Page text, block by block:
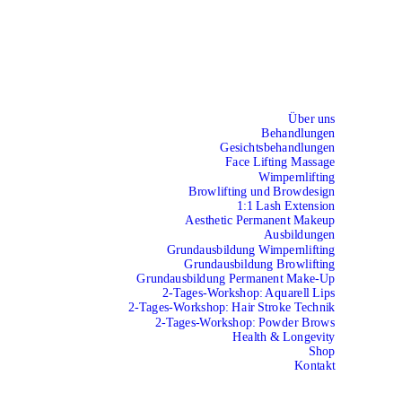
Über uns
Behandlungen
Gesichtsbehandlungen
Face Lifting Massage
Wimpernlifting
Browlifting und Browdesign
1:1 Lash Extension
Aesthetic Permanent Makeup
Ausbildungen
Grundausbildung Wimpernlifting
Grundausbildung Browlifting
Grundausbildung Permanent Make-Up
2-Tages-Workshop: Aquarell Lips
2-Tages-Workshop: Hair Stroke Technik
2-Tages-Workshop: Powder Brows
Health & Longevity
Shop
Kontakt